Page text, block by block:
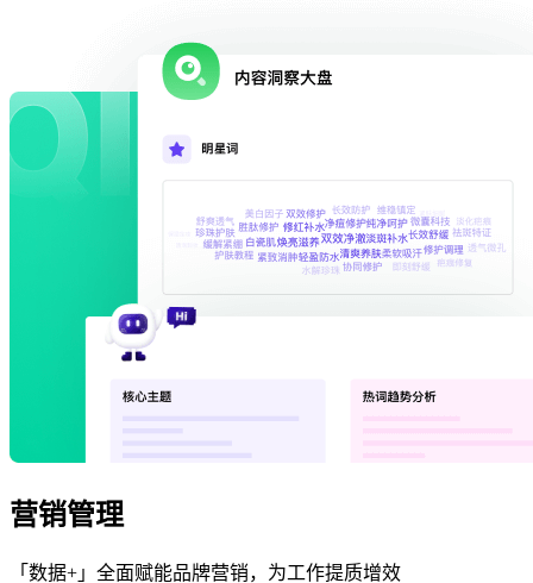
营销管理
「数据+」全面赋能品牌营销，为工作提质增效